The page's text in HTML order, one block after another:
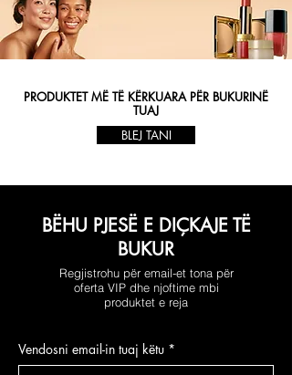
PRODUKTET MË TË KËRKUARA PËR BUKURINË
TUAJ
BLEJ TANI
BËHU PJESË E DIÇKAJE TË
BUKUR
Regjistrohu për email-et tona për
oferta VIP dhe njoftime mbi
produktet e reja
Vendosni email-in tuaj këtu *